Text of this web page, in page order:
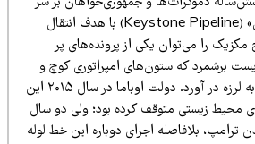
ساخت «خط لوله کیستون» (Keystone Pipeline) با هدف انتقال
را می‌توان یکی از پرونده‌های پر
که ستون‌های امپراتوری کوچ و
شرکت‌های همانند آن را به لرزه در آورد. دولت اوباما در سال ۲۰۱۵ این
زیستی متوقف کرده بود؛ ولی دو سال
بلافاصله اجرای دوباره این خط لوله